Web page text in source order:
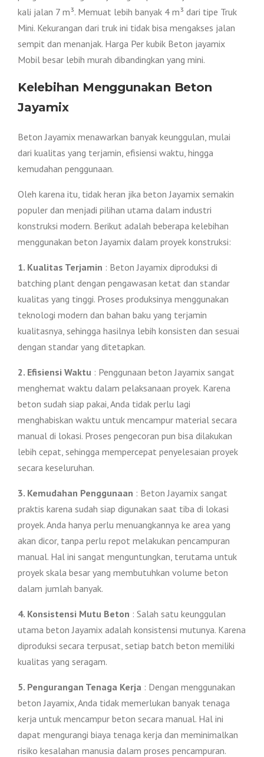
kali jalan 7 m³. Memuat lebih banyak 4 m³ dari tipe Truk
Mini. Kekurangan dari truk ini tidak bisa mengakses jalan
sempit dan menanjak. Harga Per kubik Beton jayamix
Mobil besar lebih murah dibandingkan yang mini.
Kelebihan Menggunakan Beton
Jayamix
Beton Jayamix menawarkan banyak keunggulan, mulai
dari kualitas yang terjamin, efisiensi waktu, hingga
kemudahan penggunaan.
Oleh karena itu, tidak heran jika beton Jayamix semakin
populer dan menjadi pilihan utama dalam industri
konstruksi modern. Berikut adalah beberapa kelebihan
menggunakan beton Jayamix dalam proyek konstruksi:
1. Kualitas Terjamin : Beton Jayamix diproduksi di
batching plant dengan pengawasan ketat dan standar
kualitas yang tinggi. Proses produksinya menggunakan
teknologi modern dan bahan baku yang terjamin
kualitasnya, sehingga hasilnya lebih konsisten dan sesuai
dengan standar yang ditetapkan.
2. Efisiensi Waktu : Penggunaan beton Jayamix sangat
menghemat waktu dalam pelaksanaan proyek. Karena
beton sudah siap pakai, Anda tidak perlu lagi
menghabiskan waktu untuk mencampur material secara
manual di lokasi. Proses pengecoran pun bisa dilakukan
lebih cepat, sehingga mempercepat penyelesaian proyek
secara keseluruhan.
3. Kemudahan Penggunaan : Beton Jayamix sangat
praktis karena sudah siap digunakan saat tiba di lokasi
proyek. Anda hanya perlu menuangkannya ke area yang
akan dicor, tanpa perlu repot melakukan pencampuran
manual. Hal ini sangat menguntungkan, terutama untuk
proyek skala besar yang membutuhkan volume beton
dalam jumlah banyak.
4. Konsistensi Mutu Beton : Salah satu keunggulan
utama beton Jayamix adalah konsistensi mutunya. Karena
diproduksi secara terpusat, setiap batch beton memiliki
kualitas yang seragam.
5. Pengurangan Tenaga Kerja : Dengan menggunakan
beton Jayamix, Anda tidak memerlukan banyak tenaga
kerja untuk mencampur beton secara manual. Hal ini
dapat mengurangi biaya tenaga kerja dan meminimalkan
risiko kesalahan manusia dalam proses pencampuran.